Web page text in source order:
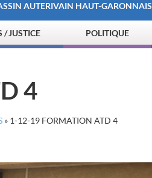
AUTERIVAIN HAUT-GARONNAIS
/ JUSTICE POLITIQUE
4
» 1-12-19 FORMATION ATD 4